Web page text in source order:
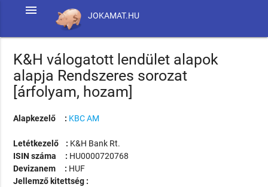
JOKAMAT.HU
menu
K&H válogatott lendület alapok
alapja Rendszeres sorozat
[árfolyam, hozam]
Alapkezelő : KBC AM
Letétkezelő : K&H Bank Rt.
ISIN száma : HU0000720768
Devizanem : HUF
Jellemző kitettség :